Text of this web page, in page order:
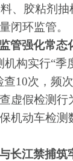
料、胶粘剂抽
闭环监管。
管强化常态
机构实行“季
查10次 ， 频
虚假检测行
机动车检测
长江禁捕筑